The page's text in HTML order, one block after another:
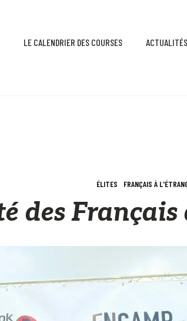
LE CALENDRIER DES COURSES ACTUALITÉS
ÉLITES FRANÇAIS À
des